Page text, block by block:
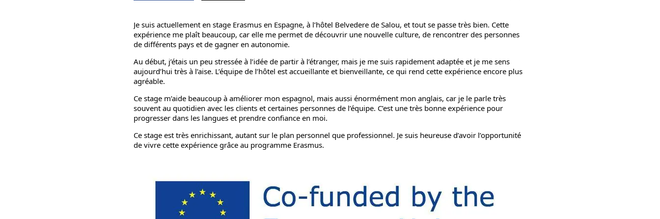
Je suis actuellement en stage Erasmus en Espagne, à l’hôtel Belvedere de Salou, et tout se passe très bien. Cette
expérience me plaît beaucoup, car elle me permet de découvrir une nouvelle culture, de rencontrer des personnes
de différents pays et de gagner en autonomie.
Au début, j’étais un peu stressée à l’idée de partir à l’étranger, mais je me suis rapidement adaptée et je me sens
aujourd’hui très à l’aise. L’équipe de l’hôtel est accueillante et bienveillante, ce qui rend cette expérience encore plus
agréable.
Ce stage m’aide beaucoup à améliorer mon espagnol, mais aussi énormément mon anglais, car je le parle très
souvent au quotidien avec les clients et certaines personnes de l’équipe. C’est une très bonne expérience pour
progresser dans les langues et prendre confiance en moi.
Ce stage est très enrichissant, autant sur le plan personnel que professionnel. Je suis heureuse d’avoir l’opportunité
de vivre cette expérience grâce au programme Erasmus.